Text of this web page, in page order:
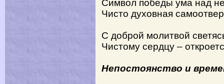
Символ победы ума над
Чисто духовная
С доброй молитвой
Чистому сердцу –
Непостоянство и